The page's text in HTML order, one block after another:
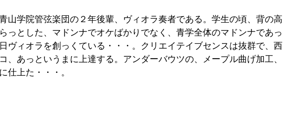
山学院管弦楽団の２年後輩、ヴィオラ奏者である。学生の頃、背の高
っとした、マドンナでオケばかりでなく、青学全体のマドンナであっ
ヴィオラを創っくている・・・。クリエイテイブセンスは抜群で、西
、あっというまに上達する。アンダーバウツの、メープル曲げ加工、
仕上た・・・。